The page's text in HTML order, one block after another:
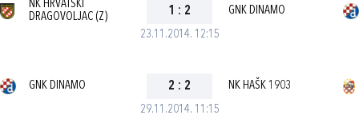
23.11.2014. 12:15
NK HRVATSKI
DRAGOVOLJAC (Z)
1 : 2 GNK DINAMO
29.11.2014. 11:15
GNK DINAMO 2 : 2 NK HAŠK 1903